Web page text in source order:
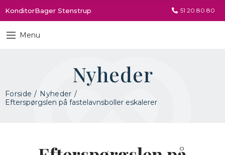
KonditorBager Stenstrup 51 20 80 80
Menu
Nyheder
Forside
Nyheder
Efterspørgslen på fastelavnsboller eskalerer